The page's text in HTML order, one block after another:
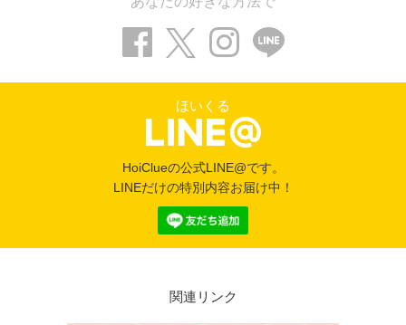
ほいくる
HoiClueの公式LINE@です。
LINEだけの特別内容お届け中！
関連リンク